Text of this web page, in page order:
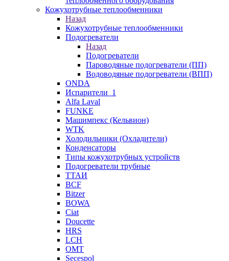
Кожухотрубные теплообменники
Назад
Кожухотрубные теплообменники
Подогреватели
Назад
Подогреватели
Пароводяные подогреватели (ПП)
Водоводяные подогреватели (ВПП)
ONDA
Испарители_1
Alfa Laval
FUNKE
Машимпекс (Кельвион)
WTK
Холодильники (Охладители)
Конденсаторы
Типы кожухотрубных устройств
Подогреватели трубные
ТТАИ
BCF
Bitzer
BOWA
Ciat
Doucette
HRS
LCH
OMT
Secespol